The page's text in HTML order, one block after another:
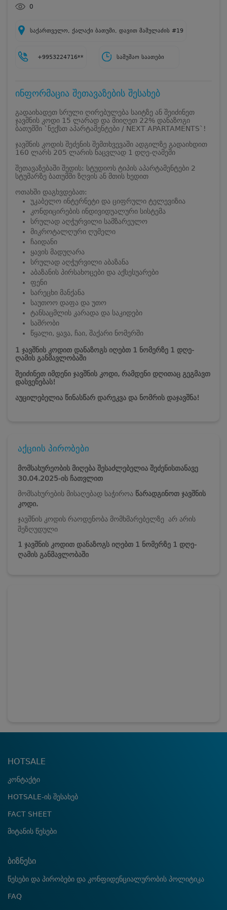
0
საქართველო, ქალაქი ბათუმი, დავით მამულაძის #19
+9953224716** სამუშაო საათები
ინფორმაცია შეთავაზების შესახებ
გადაიხადეთ სრული ღირებულება საიტზე ან შეიძინეთ
ჯავშნის კოდი 15 ლარად და მიიღეთ 22% დანაზოგი
ბათუმში `ნექსთ აპარტამენტები / NEXT APARTAMENTS`!
ჯავშნის კოდის შეძენის შემთხვევაში ადგილზე გადაიხდით
160 ლარს 205 ლარის ნაცვლად 1 დღე-ღამეში
შეთავაზებაში შედის: სტუდიოს ტიპის აპარტამენტები 2
სტუმარზე ბათუმში ზღვის ან მთის ხედით
ოთახში დაგხვდებათ:
უკაბელო ინტერნეტი და ციფრული ტელევიზია
კონდიცირების ინდივიდუალური სისტემა
სრულად აღჭურვილი სამზარეულო
მიკროტალღური ღუმელი
ჩაიდანი
ყავის მადუღარა
სრულად აღჭურვილი აბაზანა
აბაზანის პირსახოცები და აქსესუარები
ფენი
სარეცხი მანქანა
საუთოო დაფა და უთო
ტანსაცმლის კარადა და საკიდები
საშრობი
წყალი, ყავა, ჩაი, შაქარი ნომერში
1 ჯავშნის კოდით დანაზოგს იღებთ 1 ნომერზე 1 დღე-
ღამის განმავლობაში
შეიძინეთ იმდენი ჯავშნის კოდი, რამდენი დღითაც გეგმავთ
დასვენებას!
აუცილებელია წინასწარ დარეკვა და ნომრის დაჯავშნა!
აქციის პირობები
მომსახურეობის მიღება შესაძლებელია შეძენისთანავე
30.04.2025-ის ჩათვლით
მომსახურების მისაღებად საჭიროა წარადგინოთ ჯავშნის
კოდი.
ჯავშნის კოდის რაოდენობა მომხმარებელზე არ არის
შეზღუდული
1 ჯავშნის კოდით დანაზოგს იღებთ 1 ნომერზე 1 დღე-
ღამის განმავლობაში
HOTSALE
კონტაქტი
HOTSALE-ის შესახებ
FACT SHEET
მიტანის წესები
ბიზნესი
წესები და პირობები და კონფიდენციალურობის პოლიტიკა
FAQ